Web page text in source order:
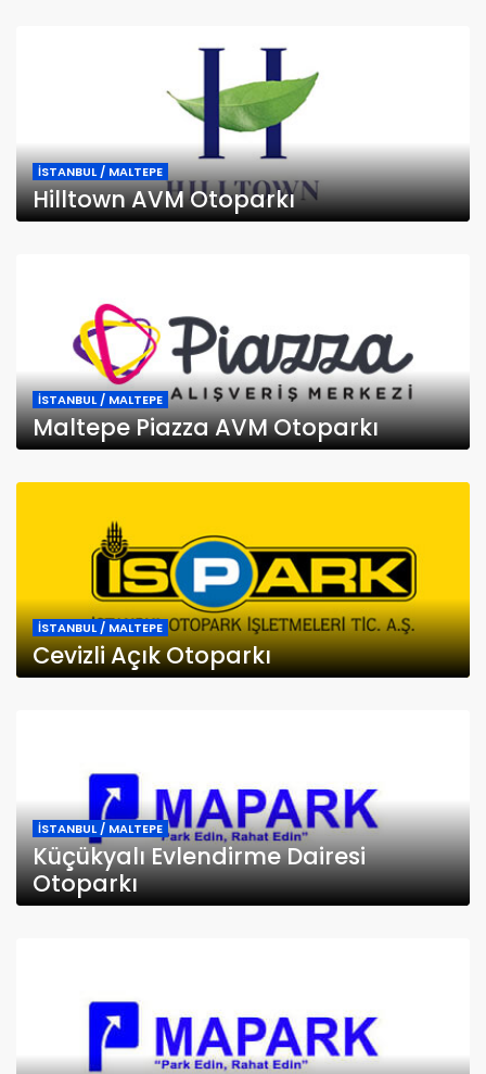
İSTANBUL / MALTEPE
Hilltown AVM Otoparkı
İSTANBUL / MALTEPE
Maltepe Piazza AVM Otoparkı
İSTANBUL / MALTEPE
Cevizli Açık Otoparkı
İSTANBUL / MALTEPE
Küçükyalı Evlendirme Dairesi
Otoparkı